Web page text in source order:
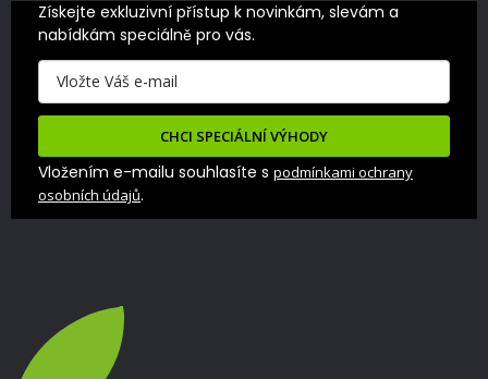
Získejte exkluzivní přístup k novinkám, slevám a
nabídkám speciálně pro vás.
CHCI SPECIÁLNÍ VÝHODY
Vložením e-mailu souhlasíte s podmínkami ochrany
osobních údajů.